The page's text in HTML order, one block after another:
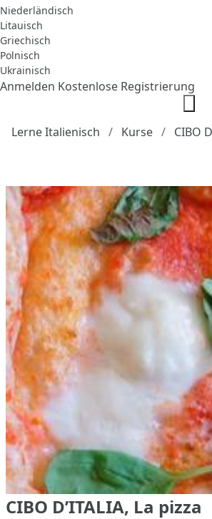
Niederländisch
Litauisch
Griechisch
Polnisch
Ukrainisch
Anmelden Kostenlose Registrierung
Lerne Italienisch Kurse CIBO
CIBO D’ITALIA, La pizza